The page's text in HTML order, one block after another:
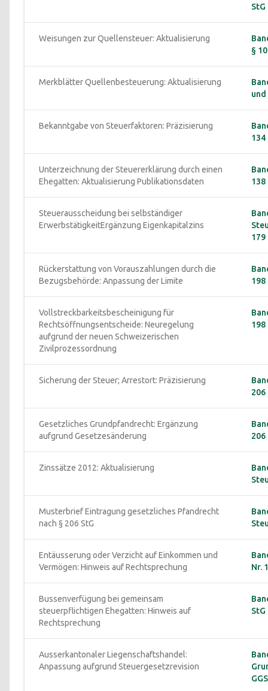
Weisungen zur Quellensteuer: Aktualisierung
§
Merkblätter Quellenbesteuerung: Aktualisierung
und
Bekanntgabe von Steuerfaktoren: Präzisierung
134
Unterzeichnung der Steuererklärung durch einen
Ehegatten: Aktualisierung Publikationsdaten
138
Steuerausscheidung bei selbständiger
ErwerbstätigkeitErgänzung Eigenkapitalzins
179
Rückerstattung von Vorauszahlungen durch die
Bezugsbehörde: Anpassung der Limite
198
Vollstreckbarkeitsbescheinigung für
Rechtsöffnungsentscheide: Neuregelung
aufgrund der neuen Schweizerischen
Zivilprozessordnung
198
Sicherung der Steuer; Arrestort: Präzisierung
206
Gesetzliches Grundpfandrecht: Ergänzung
aufgrund Gesetzesänderung
206
Zinssätze 2012: Aktualisierung
Musterbrief Eintragung gesetzliches Pfandrecht
nach § 206 StG
Entäusserung oder Verzicht auf Einkommen und
Vermögen: Hinweis auf Rechtsprechung
Nr.
Bussenverfügung bei gemeinsam
steuerpflichtigen Ehegatten: Hinweis auf
Rechtsprechung
StG
Ausserkantonaler Liegenschaftshandel:
Anpassung aufgrund Steuergesetzrevision